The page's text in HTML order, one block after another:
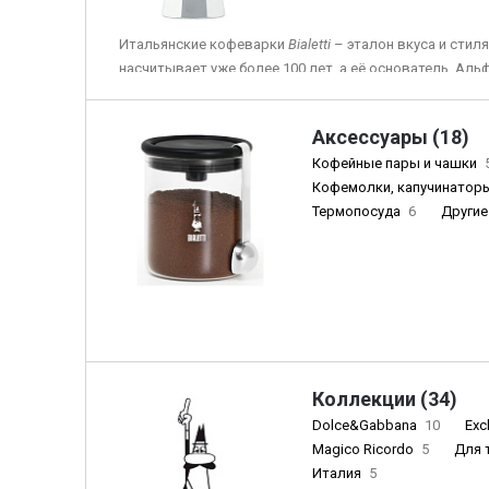
Итальянские кофеварки Bialetti– эталон вкуса и
насчитывает уже более 100 лет, а её основатель,
На сегодняшний день компанияBialetti– лидер по
кофеварок для дома, а Мока – неотъемлемая часть
миллионах домах по всему миру.
В нашем официальном интернет-магазине
самых разных форм, цветов и размеров (включая
восьмигранную), а также фирменные френч-прессы и
Аксессуары (18)
Кофейные пары и чашки
Кофемолки,
Термопосуда 6
Коллекции (34)
Dolce&Gabbana 10
Magico Ricordo 5 Для
Италия 5